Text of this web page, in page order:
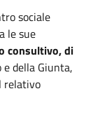
sociale
le sue
consultivo, di
e della Giunta,
relativo